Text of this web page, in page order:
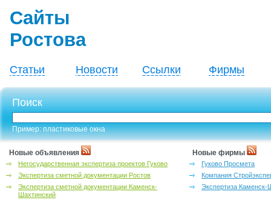
Сайты
Ростова
Статьи Новости Ссылки Фирмы
Поиск
Пример: пластиковые окна
Новые объявления
Негосударственная экспертиза проектов Гуково
Экспертиза сметной документации Ростов
Экспертиза сметной документации Каменск-
Шахтинский
Новые фирмы
Гуково Просмета
Компания
Экспертиза Каменск-